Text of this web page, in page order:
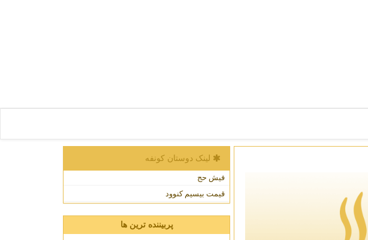
لینک دوستان كونفه
فیش حج
قیمت بیسیم کنوود
پربیننده ترین ها